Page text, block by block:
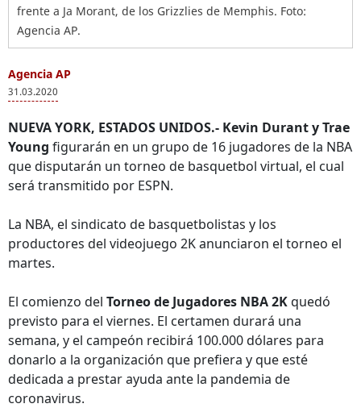
frente a Ja Morant, de los Grizzlies de Memphis. Foto:
Agencia AP.
Agencia AP
31.03.2020
NUEVA YORK, ESTADOS UNIDOS.- Kevin Durant y Trae
Young figurarán en un grupo de 16 jugadores de la NBA
que disputarán un torneo de basquetbol virtual, el cual
será transmitido por ESPN.
La NBA, el sindicato de basquetbolistas y los
productores del videojuego 2K anunciaron el torneo el
martes.
El comienzo del Torneo de Jugadores NBA 2Kquedó
previsto para el viernes. El certamen durará una
semana, y el campeón recibirá 100.000 dólares para
donarlo a la organización que prefiera y que esté
dedicada a prestar ayuda ante la pandemia de
coronavirus.